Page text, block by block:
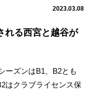
2023.03.08
れる西宮と越谷が
ーズンはB1、B2とも
はクラブライセンス保